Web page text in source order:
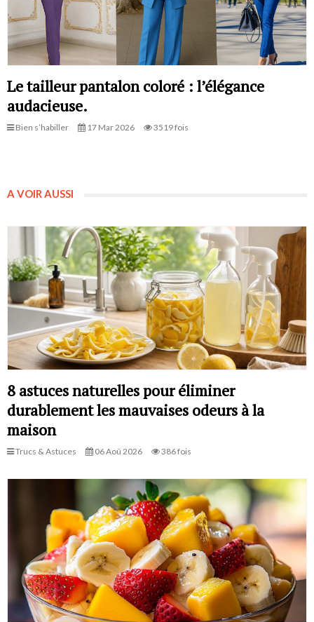
Le tailleur pantalon coloré : l’élégance
audacieuse.
Bien s’habiller 17 Mar 2026 3519 fois
A VOIR AUSSI
8 astuces naturelles pour éliminer
durablement les mauvaises odeurs à la
maison
Trucs & Astuces 06 Aoû 2026 386 fois